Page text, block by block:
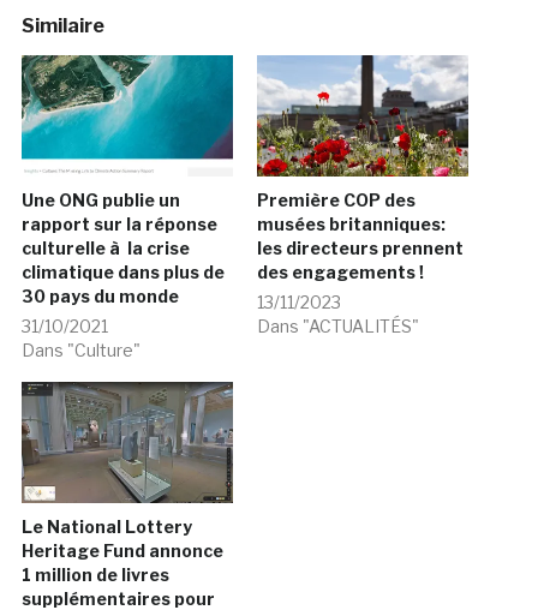
Similaire
Une ONG publie un
rapport sur la réponse
culturelle à la crise
climatique dans plus de
30 pays du monde
31/10/2021
Dans "Culture"
Première COP des
musées britanniques:
les directeurs prennent
des engagements !
13/11/2023
Dans "ACTUALITÉS"
Le National Lottery
Heritage Fund annonce
1 million de livres
supplémentaires pour